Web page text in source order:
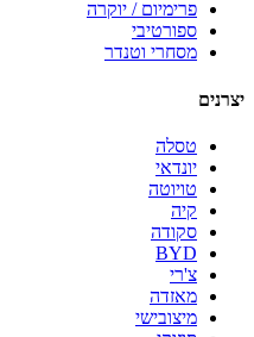
פרימיום / יוקרה
ספורטיבי
מסחרי וטנדר
יצרנים
טסלה
יונדאי
טויוטה
קיה
סקודה
BYD
צ'רי
מאזדה
מיצובישי